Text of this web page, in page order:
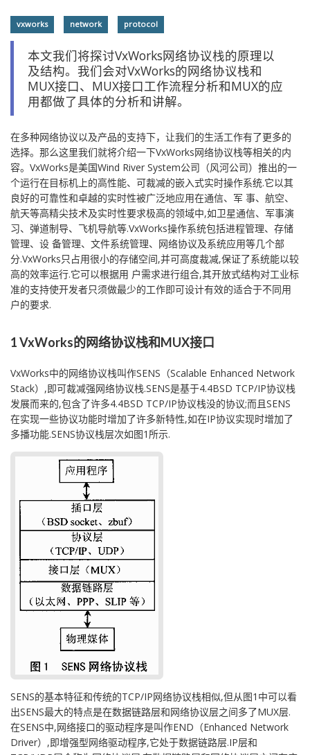
vxworks network protocol
本文我们将探讨VxWorks网络协议栈的原理以
及结构。我们会对VxWorks的网络协议栈和
MUX接口、MUX接口工作流程分析和MUX的应
用都做了具体的分析和讲解。
在多种网络协议以及产品的支持下，让我们的生活工作有了更多的
选择。那么这里我们就将介绍一下VxWorks网络协议栈等相关的内
容。VxWorks是美国Wind River System公司（风河公司）推出的一
个运行在目标机上的高性能、可裁减的嵌入式实时操作系统.它以其
良好的可靠性和卓越的实时性被广泛地应用在通信、军 事、航空、
航天等高精尖技术及实时性要求极高的领域中,如卫星通信、军事演
习、弹道制导、飞机导航等.VxWorks操作系统包括进程管理、存储
管理、设 备管理、文件系统管理、网络协议及系统应用等几个部
分.VxWorks只占用很小的存储空间,并可高度裁减,保证了系统能以较
高的效率运行.它可以根据用 户需求进行组合,其开放式结构对工业标
准的支持使开发者只须做最少的工作即可设计有效的适合于不同用
户的要求.
1 VxWorks的网络协议栈和MUX接口
VxWorks中的网络协议栈叫作SENS（Scalable Enhanced Network
Stack）,即可裁减强网络协议栈.SENS是基于4.4BSD TCP/IP协议栈
发展而来的,包含了许多4.4BSD TCP/IP协议栈没的协议;而且SENS
在实现一些协议功能时增加了许多新特性,如在IP协议实现时增加了
多播功能.SENS协议栈层次如图1所示.
SENS的基本特征和传统的TCP/IP网络协议栈相似,但从图1中可以看
出SENS最大的特点是在数据链路层和网络协议层之间多了MUX层.
在SENS中,网络接口的驱动程序是叫作END（Enhanced Network
Driver）,即增强型网络驱动程序,它处于数据链路层.IP层和